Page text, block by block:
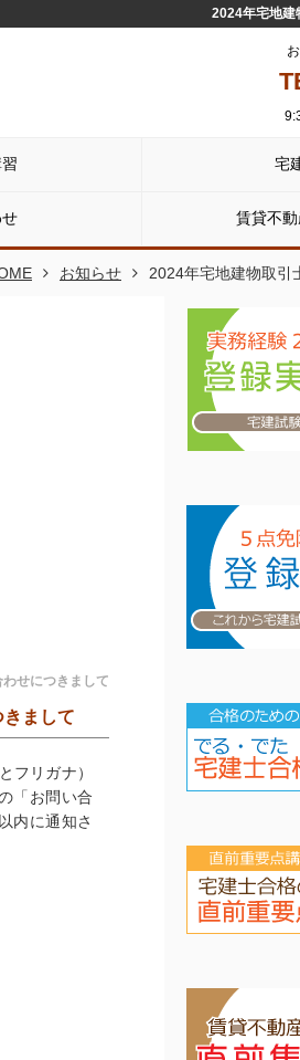
2024年宅地建
宅
賃貸不
お知らせ 2024年宅地建物取引
せにつきまして
まして
フリガナ）
「お問い合
内に通知さ